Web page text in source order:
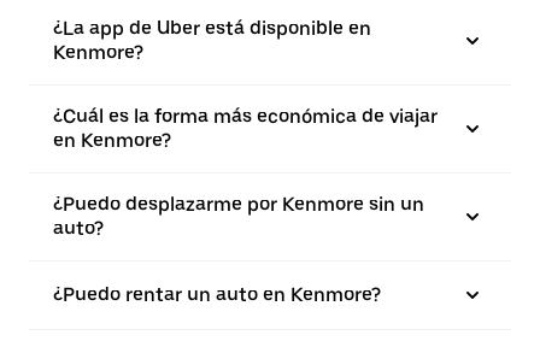
¿La app de Uber está disponible en
Kenmore?
¿Cuál es la forma más económica de viajar
en Kenmore?
¿Puedo desplazarme por Kenmore sin un
auto?
¿Puedo rentar un auto en Kenmore?